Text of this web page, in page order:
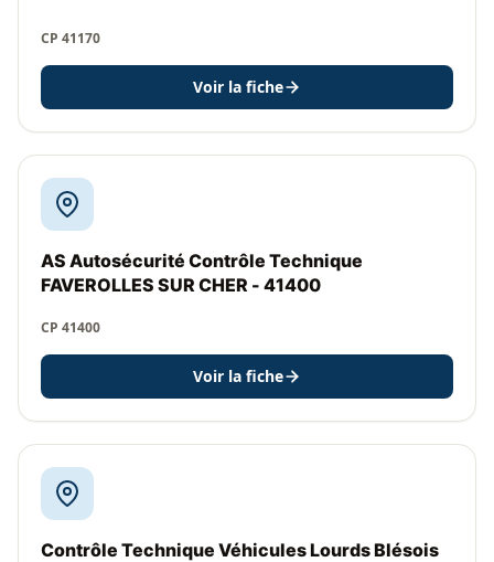
CP 41170
Voir la fiche
AS Autosécurité Contrôle Technique
FAVEROLLES SUR CHER - 41400
CP 41400
Voir la fiche
Contrôle Technique Véhicules Lourds Blésois